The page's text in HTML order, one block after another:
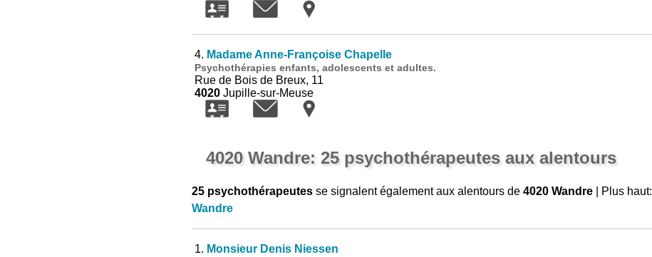
4. Madame Anne-Françoise Chapelle
Psychothérapies enfants, adolescents et adultes.
Rue de Bois de Breux, 11
4020Jupille-sur-Meuse
4020 Wandre: 25 psychothérapeutes aux alentours
25 psychothérapeutesse signalent également aux alentours de 4020 Wandre| Plus haut:
Wandre
1. Monsieur Denis Niessen